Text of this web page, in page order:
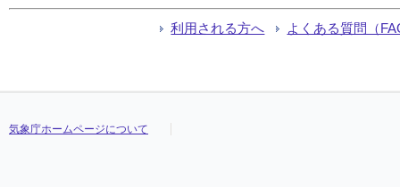
利用される方へ よくある質問（
気象庁ホームページについて